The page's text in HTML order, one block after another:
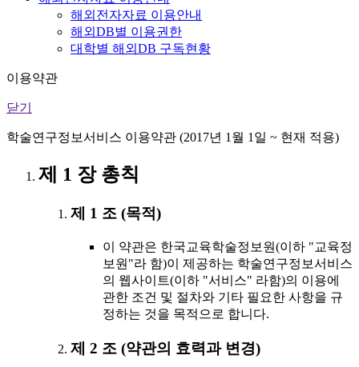
해외전자자료 이용안내
해외DB별 이용권한
대학별 해외DB 구독현황
이용약관
닫기
학술연구정보서비스 이용약관 (2017년 1월 1일 ~ 현재 적용)
제 1 장 총칙
제 1 조 (목적)
이 약관은 한국교육학술정보원(이하 "교육정
보원"라 함)이 제공하는 학술연구정보서비스
의 웹사이트(이하 "서비스" 라함)의 이용에
관한 조건 및 절차와 기타 필요한 사항을 규
정하는 것을 목적으로 합니다.
제 2 조 (약관의 효력과 변경)